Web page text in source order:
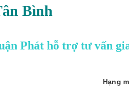
Bình
Phát hỗ trợ tư vấn
Hạng